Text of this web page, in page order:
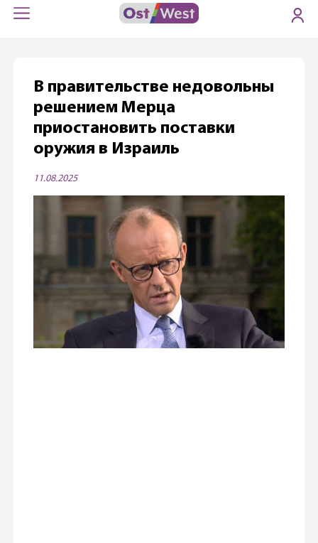
В правительстве недовольны
решением Мерца
приостановить поставки
оружия в Израиль
11.08.2025